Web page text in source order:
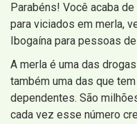
Parabéns! Você acaba
para viciados em merla,
Ibogaína para pessoas
A merla é uma das
também uma das que
dependentes. São
cada vez esse número